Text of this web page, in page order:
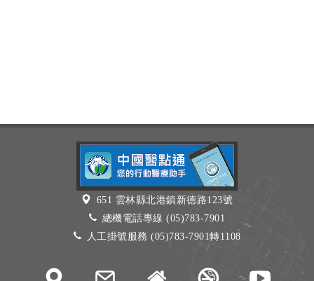
651 雲林縣北港鎮新德路123號
總機電話專線 (05)783-7901
人工掛號服務 (05)783-7901轉1108